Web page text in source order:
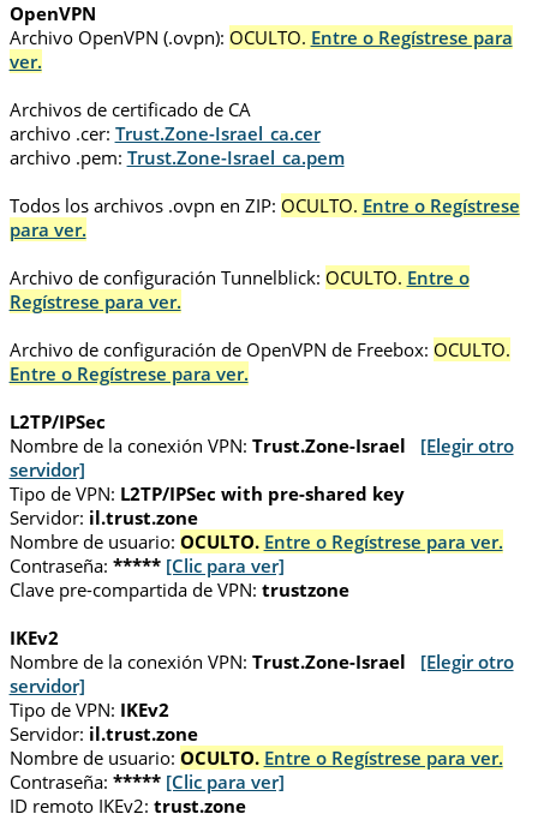
OpenVPN
Archivo OpenVPN (.ovpn): OCULTO. Entre o Regístrese para
ver.
Archivos de certificado de CA
archivo .cer: Trust.Zone-Israel_ca.cer
archivo .pem: Trust.Zone-Israel_ca.pem
Todos los archivos .ovpn en ZIP: OCULTO. Entre o Regístrese
para ver.
Archivo de configuración Tunnelblick: OCULTO. Entre o
Regístrese para ver.
Archivo de configuración de OpenVPN de Freebox: OCULTO.
Entre o Regístrese para ver.
L2TP/IPSec
Nombre de la conexión VPN: Trust.Zone-Israel
[Elegir otro
servidor]
Tipo de VPN: L2TP/IPSec with pre-shared key
Servidor: il.trust.zone
Nombre de usuario: OCULTO. Entre o Regístrese para ver.
Contraseña: ***** [Clic para ver]
Clave pre-compartida de VPN: trustzone
IKEv2
Nombre de la conexión VPN: Trust.Zone-Israel
[Elegir otro
servidor]
Tipo de VPN: IKEv2
Servidor: il.trust.zone
Nombre de usuario: OCULTO. Entre o Regístrese para ver.
Contraseña: ***** [Clic para ver]
ID remoto IKEv2: trust.zone